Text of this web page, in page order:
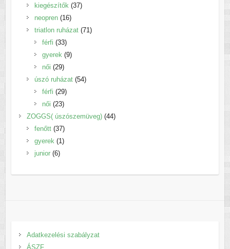
termék
kiegészítők 3737
neopren 1616
termék
triatlon ruházat 71 71
férfi 3333
termék
gyerek 99
női 2929
termék
úszó ruházat 5454
férfi 2929
termék
női 2323
termék
ZOGGS( úszószemüveg) 4444
fenőtt 3737
termék
gyerek 1 1
junior 66
Adatkezelési szabályzat
ÁSZF